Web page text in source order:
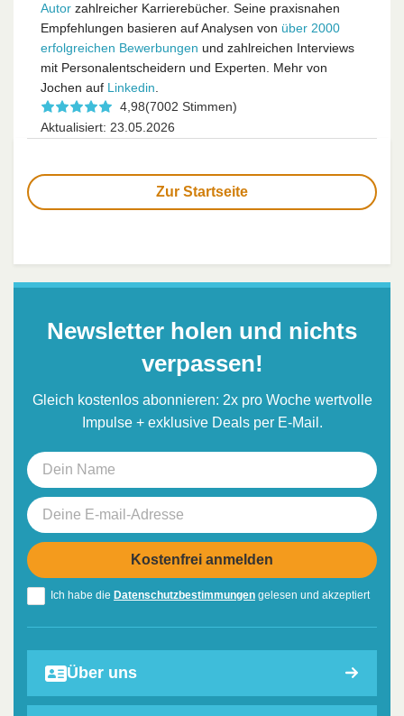
Autor zahlreicher Karrierebücher. Seine praxisnahen
Empfehlungen basieren auf Analysen von über 2000
erfolgreichen Bewerbungen und zahlreichen Interviews
mit Personalentscheidern und Experten. Mehr von
Jochen auf Linkedin.
4,98(7002 Stimmen)
Aktualisiert: 23.05.2026
Zur Startseite
Newsletter holen und nichts
verpassen!
Gleich kostenlos abonnieren: 2x pro Woche wertvolle
Impulse + exklusive Deals per E-Mail.
Ich habe die Datenschutzbestimmungen gelesen und akzeptiert
Über uns